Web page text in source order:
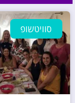
סוויטשופ